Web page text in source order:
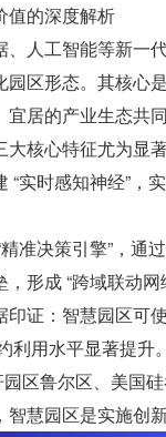
值的深度解析
人工智能等新一
区形态。其核心
居的产业生态共同
核心特征尤为显著
“实时感知神经”
准决策引擎”，通
形成 “跨域联动
证：智慧园区可
利用水平显著提升
园区鲁尔区、美国
慧园区是实施创